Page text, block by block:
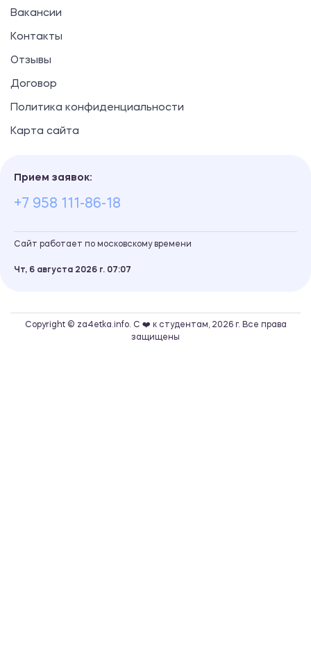
Вакансии
Контакты
Отзывы
Договор
Политика конфиденциальности
Карта сайта
Прием заявок:
+7 958 111-86-18
Сайт работает по московскому времени
Чт, 6 августа 2026 г. 07 07
Copyright © za4etka.info. С ❤️ к студентам, 2026 г. Все права
защищены